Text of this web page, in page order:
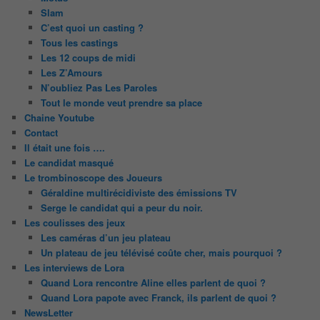
Slam
C’est quoi un casting ?
Tous les castings
Les 12 coups de midi
Les Z’Amours
N’oubliez Pas Les Paroles
Tout le monde veut prendre sa place
Chaine Youtube
Contact
Il était une fois ….
Le candidat masqué
Le trombinoscope des Joueurs
Géraldine multirécidiviste des émissions TV
Serge le candidat qui a peur du noir.
Les coulisses des jeux
Les caméras d’un jeu plateau
Un plateau de jeu télévisé coûte cher, mais pourquoi ?
Les interviews de Lora
Quand Lora rencontre Aline elles parlent de quoi ?
Quand Lora papote avec Franck, ils parlent de quoi ?
NewsLetter